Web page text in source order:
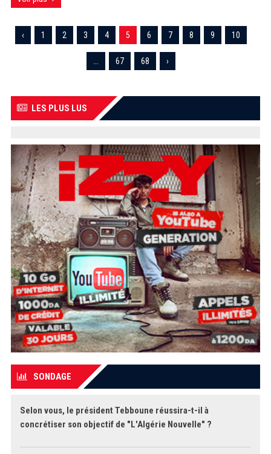
‹ 1 2 3 4 5 6 7 8 9 10
67 68 ›
LES PLUS LUS
SONDAGE
Selon vous, le président Tebboune réussira-t-il à
concrétiser son objectif de "L'Algérie Nouvelle" ?